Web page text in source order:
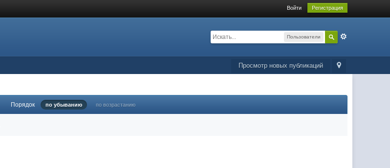
Войти Регистрация
Пользователи
Просмотр новых публикаций
Порядок по убыванию по возрастанию